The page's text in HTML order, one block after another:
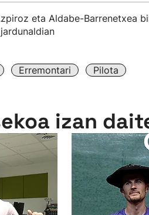
eta Aldabe-Barrenetxea
Erremontari Pilota
izan